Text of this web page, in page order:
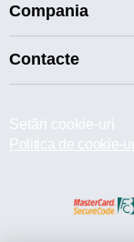
Compania
Contacte
Setări cookie-uri
Politica de cookie-